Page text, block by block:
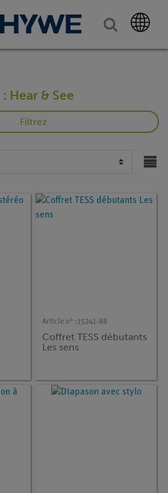
Hear & See
Filtrez
Article n° :15241-88
Coffret TESS débutants
Les sens